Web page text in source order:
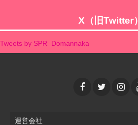
X（旧Twitter）
Tweets by SPR_Domannaka
運営会社